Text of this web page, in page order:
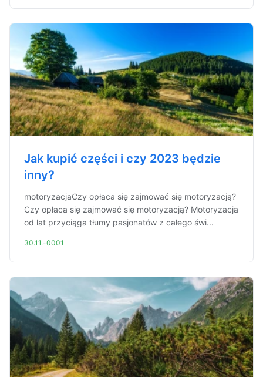
Jak kupić części i czy 2023 będzie
inny?
motoryzacjaCzy opłaca się zajmować się motoryzacją?
Czy opłaca się zajmować się motoryzacją? Motoryzacja
od lat przyciąga tłumy pasjonatów z całego świ...
30.11.-0001